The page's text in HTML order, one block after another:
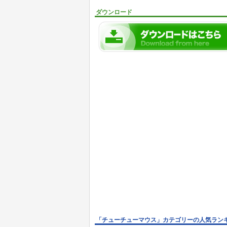
ダウンロード
「チューチューマウス」カテゴリーの人気ラン